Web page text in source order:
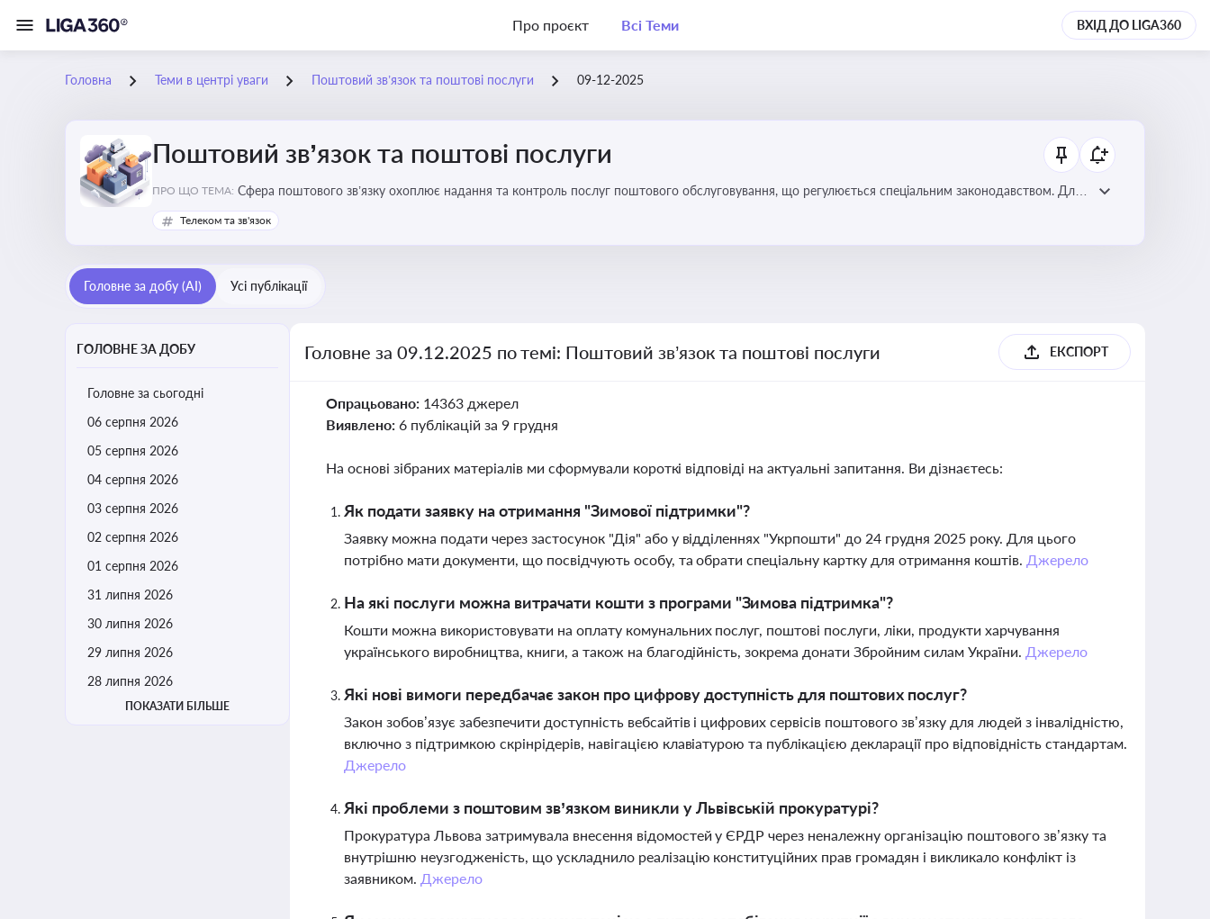
Про проєкт Всі Теми ВХІД ДО LIGA360
Головна Теми в центрі уваги Поштовий зв’язок та поштові послуги 09-12-2025
Поштовий зв’язок та поштові послуги
ПРО ЩО ТЕМА: Сфера поштового зв’язку охоплює надання та контроль послуг поштового обслуговування, що регулюється спеціальним законодавством. Для
бізнесу та юристів це важливо для дотримання ліцензійних умов, участі в державних реєстрах і забезпечення прав споживачів.
Телеком та зв'язок
Головне за добу (AI) Усі публікації
ГОЛОВНЕ ЗА ДОБУ
Головне за сьогодні
06 серпня 2026
05 серпня 2026
04 серпня 2026
03 серпня 2026
02 серпня 2026
01 серпня 2026
31 липня 2026
30 липня 2026
29 липня 2026
28 липня 2026
ПОКАЗАТИ БІЛЬШЕ
Головне за 09.12.2025 по темі: Поштовий зв’язок та поштові послуги ЕКСПОРТ
Опрацьовано: 14363 джерел
Виявлено: 6 публікацій за 9 грудня
На основі зібраних матеріалів ми сформували короткі відповіді на актуальні запитання. Ви дізнаєтесь:
Як подати заявку на отримання "Зимової підтримки"?
Заявку можна подати через застосунок "Дія" або у відділеннях "Укрпошти" до 24 грудня 2025 року. Для цього
потрібно мати документи, що посвідчують особу, та обрати спеціальну картку для отримання коштів. Джерело
На які послуги можна витрачати кошти з програми "Зимова підтримка"?
Кошти можна використовувати на оплату комунальних послуг, поштові послуги, ліки, продукти харчування
українського виробництва, книги, а також на благодійність, зокрема донати Збройним силам України. Джерело
Які нові вимоги передбачає закон про цифрову доступність для поштових послуг?
Закон зобов’язує забезпечити доступність вебсайтів і цифрових сервісів поштового зв’язку для людей з інвалідністю,
включно з підтримкою скрінрідерів, навігацією клавіатурою та публікацією декларації про відповідність стандартам.
Джерело
Які проблеми з поштовим зв’язком виникли у Львівській прокуратурі?
Прокуратура Львова затримувала внесення відомостей у ЄРДР через неналежну організацію поштового зв’язку та
внутрішню неузгодженість, що ускладнило реалізацію конституційних прав громадян і викликало конфлікт із
заявником. Джерело